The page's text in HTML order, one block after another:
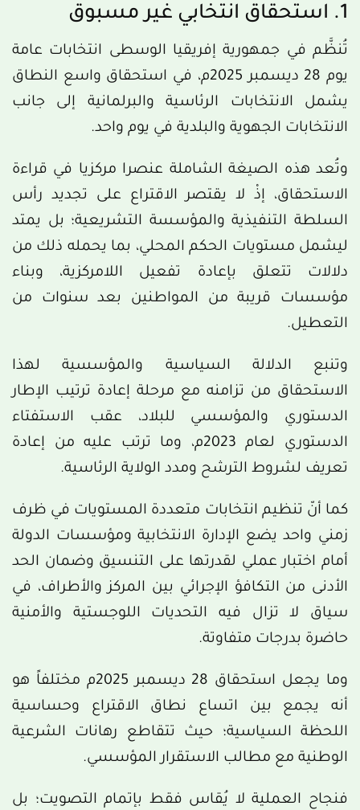
1. استحقاق انتخابي غير مسبوق
تُنظَّم في جمهورية إفريقيا الوسطى انتخابات عامة
يوم 28 ديسمبر 2025م، في استحقاق واسع النطاق
يشمل الانتخابات الرئاسية والبرلمانية إلى جانب
الانتخابات الجهوية والبلدية في يوم واحد.
وتُعد هذه الصيغة الشاملة عنصرا مركزيا في قراءة
الاستحقاق، إذْ لا يقتصر الاقتراع على تجديد رأس
السلطة التنفيذية والمؤسسة التشريعية؛ بل يمتد
ليشمل مستويات الحكم المحلي، بما يحمله ذلك من
دلالات تتعلق بإعادة تفعيل اللامركزية، وبناء
مؤسسات قريبة من المواطنين بعد سنوات من
التعطيل.
وتنبع الدلالة السياسية والمؤسسية لهذا
الاستحقاق من تزامنه مع مرحلة إعادة ترتيب الإطار
الدستوري والمؤسسي للبلاد، عقب الاستفتاء
الدستوري لعام 2023م، وما ترتب عليه من إعادة
تعريف لشروط الترشح ومدد الولاية الرئاسية.
كما أنّ تنظيم انتخابات متعددة المستويات في ظرف
زمني واحد يضع الإدارة الانتخابية ومؤسسات الدولة
أمام اختبار عملي لقدرتها على التنسيق وضمان الحد
الأدنى من التكافؤ الإجرائي بين المركز والأطراف، في
سياق لا تزال فيه التحديات اللوجستية والأمنية
حاضرة بدرجات متفاوتة.
وما يجعل استحقاق 28 ديسمبر 2025م مختلفاً هو
أنه يجمع بين اتساع نطاق الاقتراع وحساسية
اللحظة السياسية؛ حيث تتقاطع رهانات الشرعية
الوطنية مع مطالب الاستقرار المؤسسي.
فنجاح العملية لا يُقاس فقط بإتمام التصويت؛ بل